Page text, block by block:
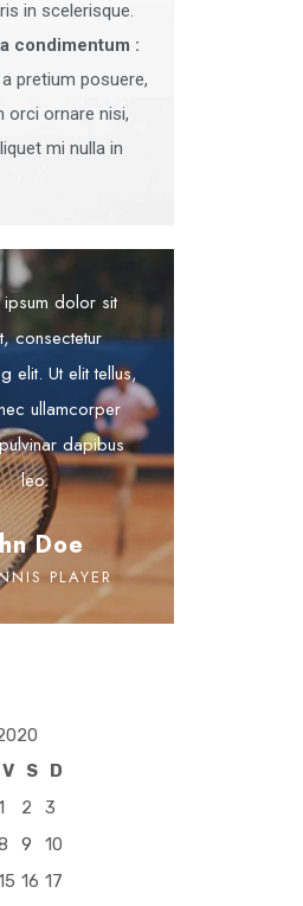
in scelerisque.
condimentum :
pretium posuere,
orci ornare nisi,
mi nulla in
ipsum dolor sit
consectetur
elit. Ut elit tellus,
ullamcorper
dapibus
leo.
Doe
PLAYER
V S
D
2
3
9
10
16 17